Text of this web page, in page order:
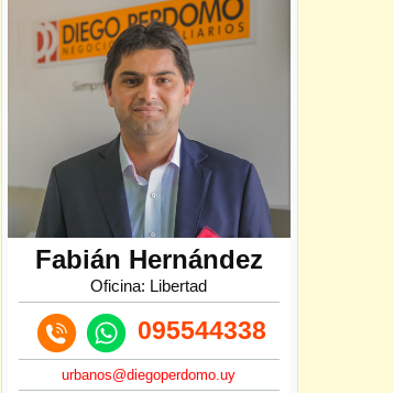
Fabián Hernández
Oficina: Libertad
095544338
urbanos@diegoperdomo.uy